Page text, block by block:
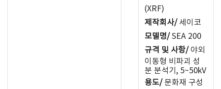
(XRF)
제작회사/세이코
모델명/SEA 200
규격 및 사항/야외
이동형 비파괴 성
분 분석기, 5~50kV
용도/문화재 구성